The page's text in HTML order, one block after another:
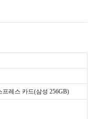
레스 카드(삼성 256GB)